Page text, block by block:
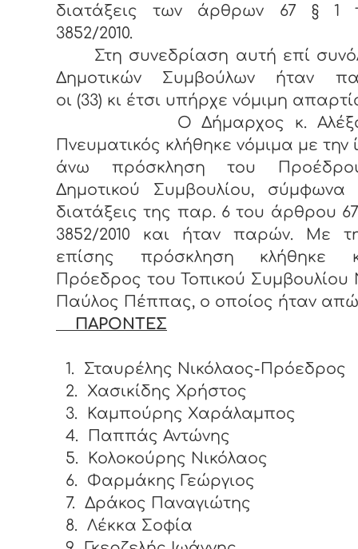
διατάξεις των άρθρων 67 § 1
3852/2010.
Στη συνεδρίαση αυτή επί
Δημοτικών Συμβούλων ήταν
οι (33) κι έτσι υπήρχε νόμιμη
Ο Δήμαρχος κ.
Πνευματικός κλήθηκε νόμιμα με την
άνω πρόσκληση του
Δημοτικού Συμβουλίου, σύμφωνα
διατάξεις της παρ. 6 του άρθρου
3852/2010 και ήταν παρών. Με
επίσης πρόσκληση κλήθηκε
Πρόεδρος του Τοπικού Συμβουλίου
Παύλος Πέππας, ο οποίος ήταν
ΠΑΡΟΝΤΕΣ
1.
Σταυρέλης Νικόλαος-Πρόεδρος
2.
Χασικίδης Χρήστος
3.
Καμπούρης Χαράλαμπος
4.
Παππάς Αντώνης
5.
Κολοκούρης Νικόλαος
6.
Φαρμάκης Γεώργιος
7.
Δράκος Παναγιώτης
8.
Λέκκα Σοφία